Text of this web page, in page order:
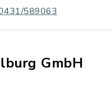
589063
GmbH